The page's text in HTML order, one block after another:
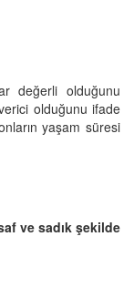
değerli olduğunu
olduğunu ifade
yaşam süresi
ve sadık şekilde